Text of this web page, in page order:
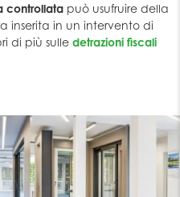
controllata può usufruire della
inserita in un intervento di
di più sulle detrazioni fiscali